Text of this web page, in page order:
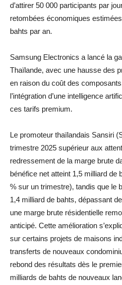
d’attirer 50 000 participants par
retombées économiques
bahts par an.
Samsung Electronics a lancé la
Thaïlande, avec une hausse des
en raison du coût des
l’intégration d’une intelligence
ces tarifs premium.
Le promoteur thaïlandais Sansiri
trimestre 2025 supérieur aux
redressement de la marge brute
bénéfice net atteint 1,5 milliard de
% sur un trimestre), tandis que le
1,4 milliard de bahts, dépassant
une marge brute résidentielle
anticipé. Cette amélioration
sur certains projets de maisons
transferts de nouveaux
rebond des résultats dès le
milliards de bahts de nouveaux